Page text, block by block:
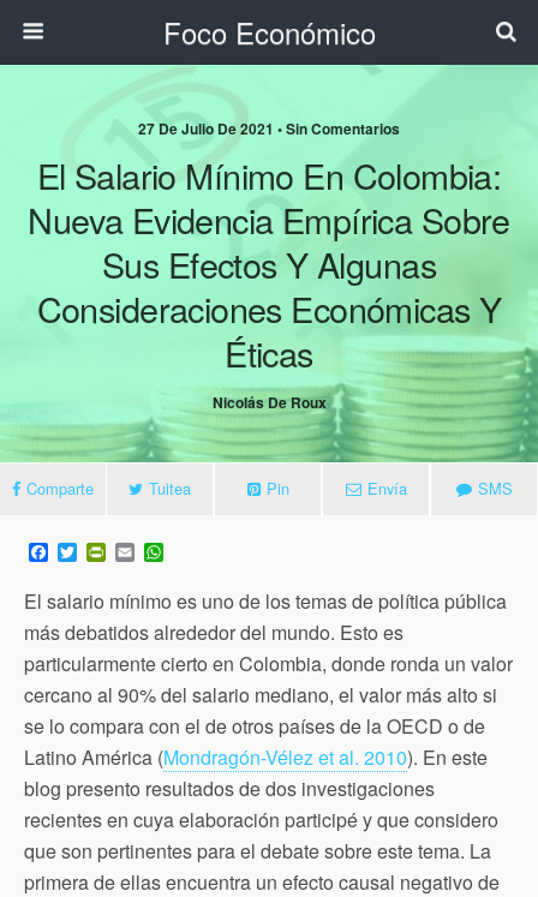
Foco Económico
27 De Julio De 2021 • Sin Comentarios
El Salario Mínimo En Colombia:
Nueva Evidencia Empírica Sobre
Sus Efectos Y Algunas
Consideraciones Económicas Y
Éticas
Nicolás De Roux
Comparte Tuitea Pin Envía SMS
F
a
e
b
o
o
k
T
w
t
t
e
r
P
n
t
F
r
i
e
n
d
l
y
E
m
a
i
l
t
s
A
p
p
El salario mínimo es uno de los temas de política pública
más debatidos alrededor del mundo. Esto es
particularmente cierto en Colombia, donde ronda un valor
cercano al 90% del salario mediano, el valor más alto si
se lo compara con el de otros países de la OECD o de
Latino América (Mondragón-Vélez et al. 2010). En este
blog presento resultados de dos investigaciones
recientes en cuya elaboración participé y que considero
que son pertinentes para el debate sobre este tema. La
primera de ellas encuentra un efecto causal negativo de